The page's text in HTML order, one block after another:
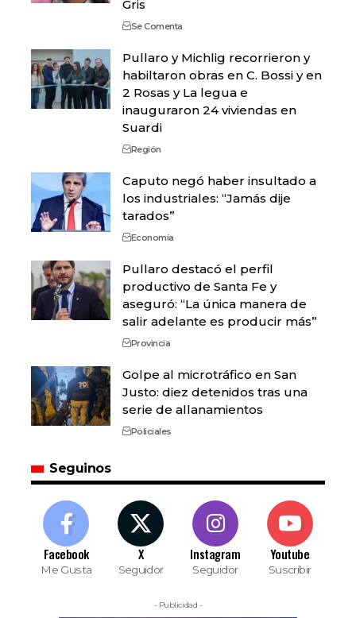
Gris
Se Comenta
Pullaro y Michlig recorrieron y
habiltaron obras en C. Bossi y en
2 Rosas y La legua e
inauguraron 24 viviendas en
Suardi
Región
Caputo negó haber insultado a
los industriales: “Jamás dije
tarados”
Economía
Pullaro destacó el perfil
productivo de Santa Fe y
aseguró: “La única manera de
salir adelante es producir más”
Provincia
Golpe al microtráfico en San
Justo: diez detenidos tras una
serie de allanamientos
Policiales
Seguinos
Facebook
Me Gusta
X
Seguidor
Instagram
Seguidor
Youtube
Suscribir
- Publicidad -